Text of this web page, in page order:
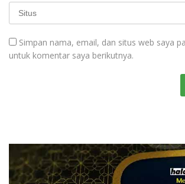
Simpan nama, email, dan situs web saya
untuk komentar saya berikutnya.